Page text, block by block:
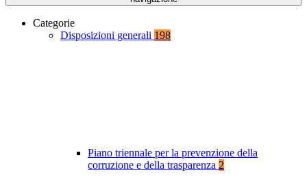
Categorie
Disposizioni generali 198
Piano triennale per la prevenzione della
corruzione e della trasparenza 2